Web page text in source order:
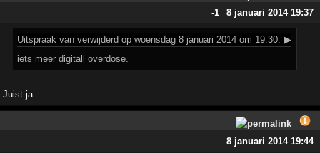
-1
8 januari 2014 19:37
Uitspraak van verwijderd op woensdag 8 januari 2014 om 19:30: ▶
iets meer digitall overdose.
Juist ja.
8 januari 2014 19:44